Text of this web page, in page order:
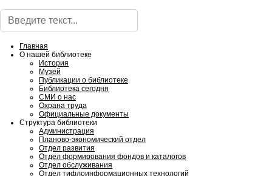
Поиск
Главная
О нашей библиотеке
История
Музей
Публикации о библиотеке
Библиотека сегодня
СМИ о нас
Охрана труда
Официальные документы
Структура библиотеки
Администрация
Планово-экономический отдел
Отдел развития
Отдел формирования фондов и каталогов
Отдел обслуживания
Отдел тифлоинформационных технологий